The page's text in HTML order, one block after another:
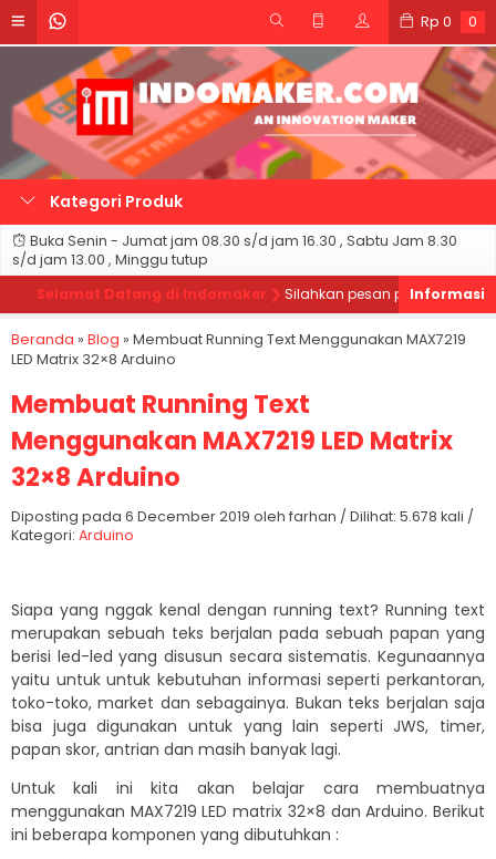
Rp 0 0
Kategori Produk
Buka Senin - Jumat jam 08.30 s/d jam 16.30 , Sabtu Jam 8.30
s/d jam 13.00 , Minggu tutup
Selamat Datang di Indomaker ❯Silahkan pesan produk sesuai
Beranda » Blog » Membuat Running Text Menggunakan MAX7219
LED Matrix 32×8 Arduino
Membuat Running Text
Menggunakan MAX7219 LED Matrix
32×8 Arduino
Diposting pada 6 December 2019 oleh farhan / Dilihat: 5.678 kali /
Kategori: Arduino
Siapa yang nggak kenal dengan running text? Running text
merupakan sebuah teks berjalan pada sebuah papan yang
berisi led-led yang disusun secara sistematis. Kegunaannya
yaitu untuk untuk kebutuhan informasi seperti perkantoran,
toko-toko, market dan sebagainya. Bukan teks berjalan saja
bisa juga digunakan untuk yang lain seperti JWS, timer,
papan skor, antrian dan masih banyak lagi.
Untuk kali ini kita akan belajar cara membuatnya
menggunakan MAX7219 LED matrix 32×8 dan Arduino. Berikut
ini beberapa komponen yang dibutuhkan :